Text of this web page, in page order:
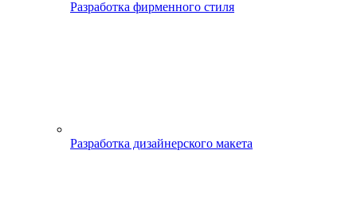
Разработка фирменного стиля
Разработка дизайнерского макета